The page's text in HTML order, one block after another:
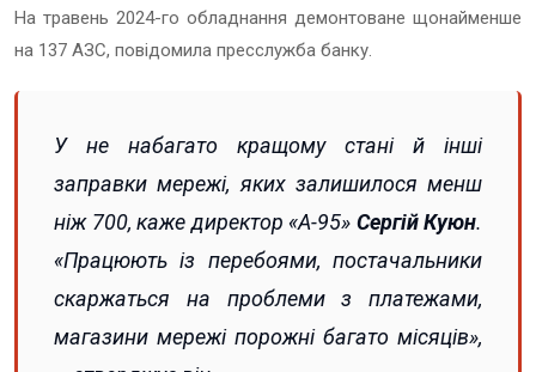
На травень 2024-го обладнання демонтоване щонайменше
на 137 АЗС, повідомила пресслужба банку.
У не набагато кращому стані й інші
заправки мережі, яких залишилося менш
ніж 700, каже директор «А-95» Сергій Куюн.
«Працюють із перебоями, постачальники
скаржаться на проблеми з платежами,
магазини мережі порожні багато місяців»,